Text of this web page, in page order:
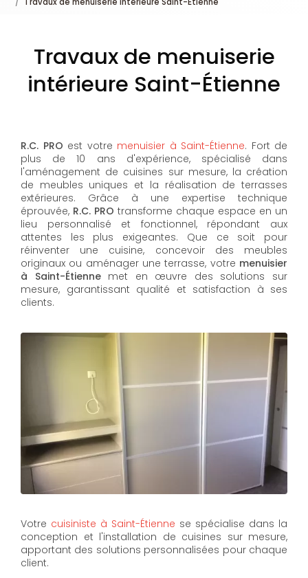
Travaux de menuiserie
intérieure Saint-Étienne
R.C. PRO est votre menuisier à Saint-Étienne. Fort de
plus de 10 ans d'expérience, spécialisé dans
l'aménagement de cuisines sur mesure, la création
de meubles uniques et la réalisation de terrasses
extérieures. Grâce à une expertise technique
éprouvée, R.C. PRO transforme chaque espace en un
lieu personnalisé et fonctionnel, répondant aux
attentes les plus exigeantes. Que ce soit pour
réinventer une cuisine, concevoir des meubles
originaux ou aménager une terrasse, votre menuisier
à Saint-Étiennemet en œuvre des solutions sur
mesure, garantissant qualité et satisfaction à ses
clients.
Votre cuisiniste à Saint-Étienne se spécialise dans la
conception et l'installation de cuisines sur mesure,
apportant des solutions personnalisées pour chaque
client.